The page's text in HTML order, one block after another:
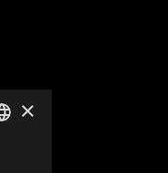
×